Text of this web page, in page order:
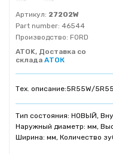
Артикул: 27202W
Part number: 46544
Производство: FORD
ATOK, Доставка со
склада АТОК
Тех. описание:5R55W/
Тип состояния: НОВЫЙ,
Наружный диаметр: мм,
Ширина: мм, Количество